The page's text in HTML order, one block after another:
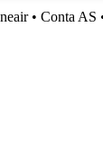
• Conta AS